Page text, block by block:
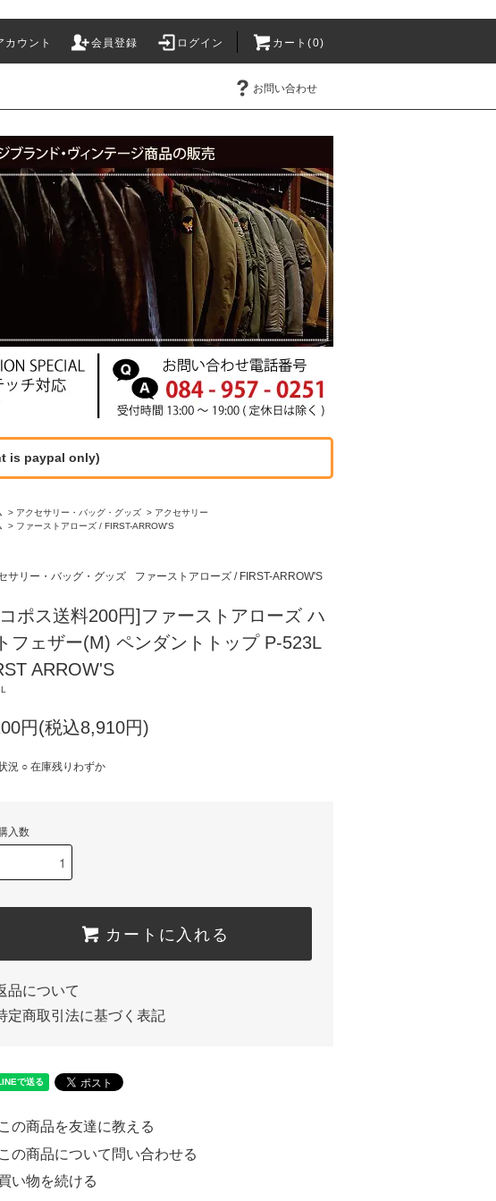
カウント 会員登録 ログイン カート(0)
お問い合わせ
is paypal only)
> アクセサリー・バッグ・グッズ > アクセサリー
> ファーストアローズ / FIRST-ARROW'S
サリー・バッグ・グッズ ファーストアローズ / FIRST-ARROW'S
ポス送料200円]ファーストアローズ ハ
フェザー(M) ペンダントトップ P-523L
ARROW'S
円(税込8,910円)
況 ○ 在庫残りわずか
入数
カートに入れる
品について
定商取引法に基づく表記
この商品を友達に教える
この商品について問い合わせる
い物を続ける